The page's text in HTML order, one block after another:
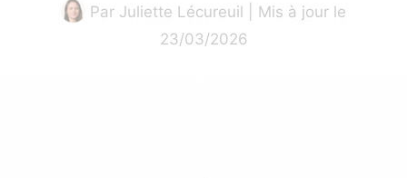
Par Juliette Lécureuil | Mis à jour le
23/03/2026